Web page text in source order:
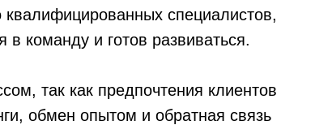
специалистов,
в команду и готов развиваться.
так как предпочтения клиентов
обмен опытом и обратная связь